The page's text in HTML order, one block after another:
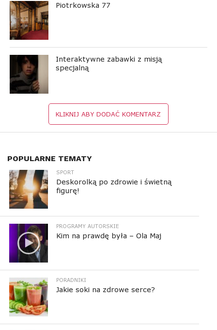
Piotrkowska 77
Interaktywne zabawki z misją
specjalną
KLIKNIJ ABY DODAĆ KOMENTARZ
POPULARNE TEMATY
SPORT
Deskorolką po zdrowie i świetną
figurę!
PROGRAMY AUTORSKIE
Kim na prawdę była – Ola Maj
PORADNIKI
Jakie soki na zdrowe serce?